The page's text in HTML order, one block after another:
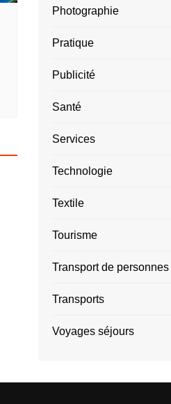
Photographie
Pratique
Publicité
Santé
Services
Technologie
Textile
Tourisme
Transport de personnes
Transports
Voyages séjours